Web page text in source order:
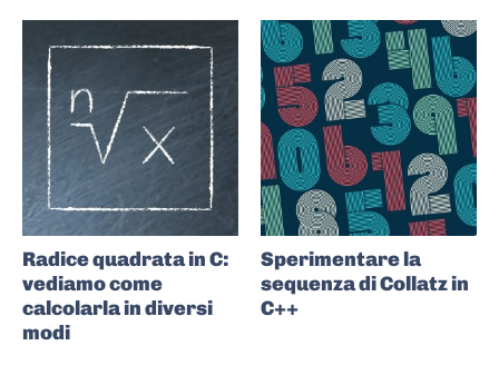
Radice quadrata in C:
vediamo come
calcolarla in diversi
modi
Sperimentare la
sequenza di Collatz in
C++